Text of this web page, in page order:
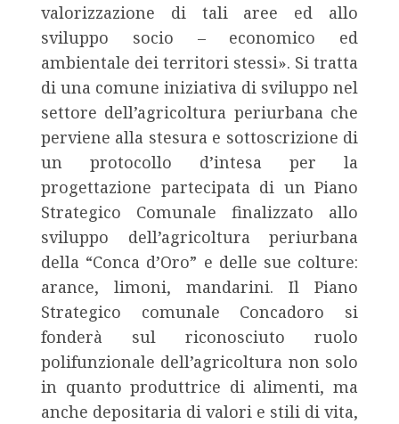
valorizzazione di tali aree ed allo
sviluppo socio – economico ed
ambientale dei territori stessi». Si tratta
di una comune iniziativa di sviluppo nel
settore dell’agricoltura periurbana che
perviene alla stesura e sottoscrizione di
un protocollo d’intesa per la
progettazione partecipata di un Piano
Strategico Comunale finalizzato allo
sviluppo dell’agricoltura periurbana
della “Conca d’Oro” e delle sue colture:
arance, limoni, mandarini. Il Piano
Strategico comunale Concadoro si
fonderà sul riconosciuto ruolo
polifunzionale dell’agricoltura non solo
in quanto produttrice di alimenti, ma
anche depositaria di valori e stili di vita,